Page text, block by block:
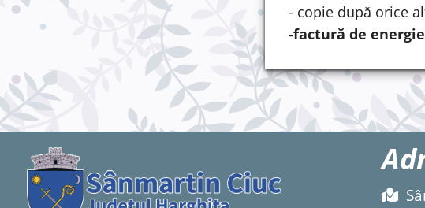
- copie după orice
-factură de